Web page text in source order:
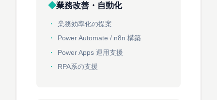
業務改善・自動化
業務効率化の提案
Power Automate / n8n 構築
Power Apps 運用支援
RPA系の支援